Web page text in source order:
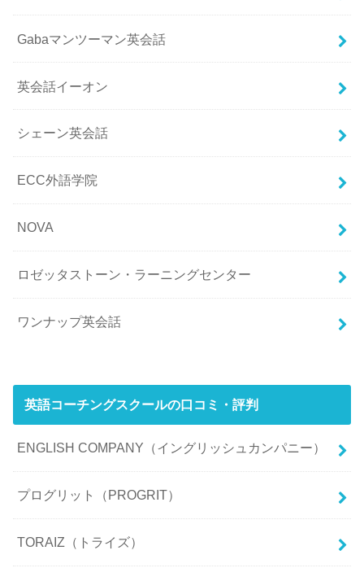
Gabaマンツーマン英会話
英会話イーオン
シェーン英会話
ECC外語学院
NOVA
ロゼッタストーン・ラーニングセンター
ワンナップ英会話
英語コーチングスクールの口コミ・評判
ENGLISH COMPANY（イングリッシュカンパニー）
プログリット（PROGRIT）
TORAIZ（トライズ）